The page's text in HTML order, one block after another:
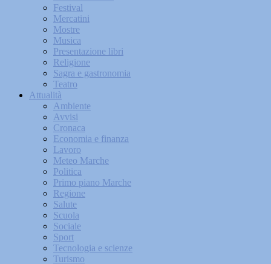
Festival
Mercatini
Mostre
Musica
Presentazione libri
Religione
Sagra e gastronomia
Teatro
Attualità
Ambiente
Avvisi
Cronaca
Economia e finanza
Lavoro
Meteo Marche
Politica
Primo piano Marche
Regione
Salute
Scuola
Sociale
Sport
Tecnologia e scienze
Turismo